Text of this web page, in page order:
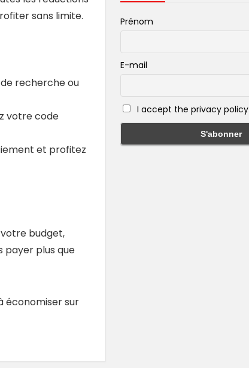
sans limite.
recherche ou
votre code
et profitez
budget,
payer plus que
économiser sur
Prénom
E-mail
I accept the privacy policy